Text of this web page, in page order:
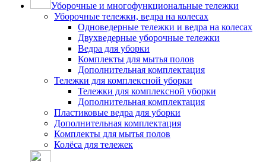
Уборочные и многофункциональные тележки
Уборочные тележки, ведра на колесах
Одноведерные тележки и ведра на колесах
Двухведерные уборочные тележки
Ведра для уборки
Комплекты для мытья полов
Дополнительная комплектация
Тележки для комплексной уборки
Тележки для комплексной уборки
Дополнительная комплектация
Пластиковые ведра для уборки
Дополнительная комплектация
Комплекты для мытья полов
Колёса для тележек